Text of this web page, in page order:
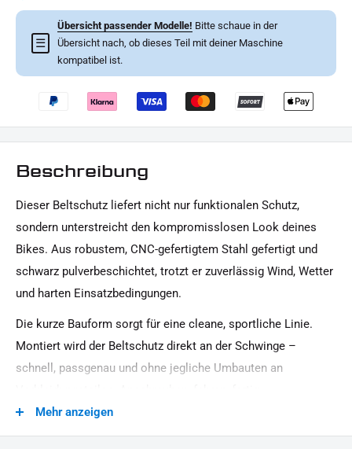
☰
Übersicht passender Modelle! Bitte schaue in der
Übersicht nach, ob dieses Teil mit deiner Maschine
kompatibel ist.
Beschreibung
Dieser Beltschutz liefert nicht nur funktionalen Schutz,
sondern unterstreicht den kompromisslosen Look deines
Bikes. Aus robustem, CNC-gefertigtem Stahl gefertigt und
schwarz pulverbeschichtet, trotzt er zuverlässig Wind, Wetter
und harten Einsatzbedingungen.
Die kurze Bauform sorgt für eine cleane, sportliche Linie.
Montiert wird der Beltschutz direkt an der Schwinge –
schnell, passgenau und ohne jegliche Umbauten an
Highlights:
Mehr anzeigen